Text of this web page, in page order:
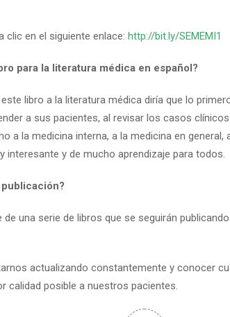
clic en el siguiente enlace: http://bit.ly/SEMEMI1
para la literatura médica en español?
libro a la literatura médica diría que lo
a sus pacientes, al revisar los casos
a la medicina interna, a la medicina en
interesante y de mucho aprendizaje para todos.
una serie de libros que se seguirán
actualizando constantemente y conocer
calidad posible a nuestros pacientes.